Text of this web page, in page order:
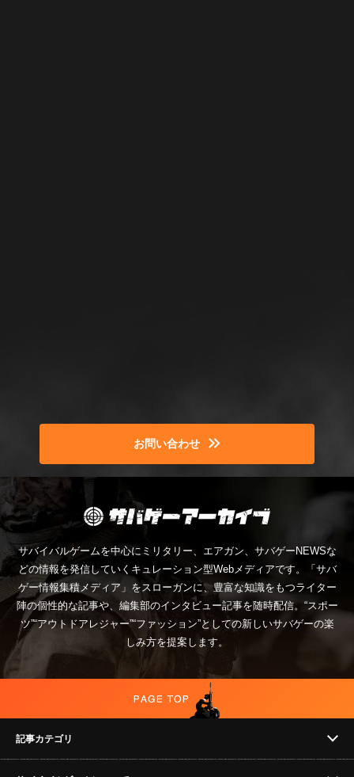
お問い合わせ
サバイバルゲームを中心にミリタリー、エアガン、サバゲーNEWSな
どの情報を発信していくキュレーション型Webメディアです。「サバ
ゲー情報集積メディア」をスローガンに、豊富な知識をもつライター
陣の個性的な記事や、編集部のインタビュー記事を随時配信。“スポー
ツ”“アウトドアレジャー”“ファッション”としての新しいサバゲーの楽
しみ方を提案します。
記事カテゴリ